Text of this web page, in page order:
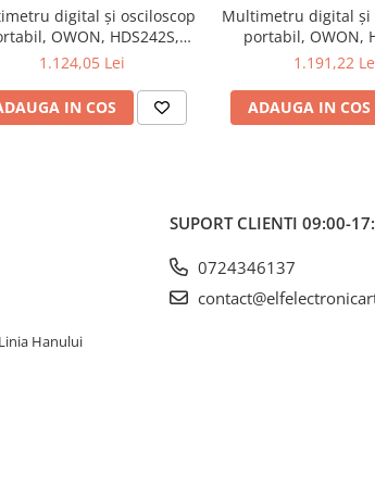
digital și osciloscop
OWON, HDS242S,
200mV-1kV, 200mA-
1.124,05 Lei
IN COS
Multimetru digital și
portabil, OWON,
200mV-1kV,
1.191,22
ADAUGA IN COS
Hanului
SUPORT CLIENTI 09:00-
0724346137